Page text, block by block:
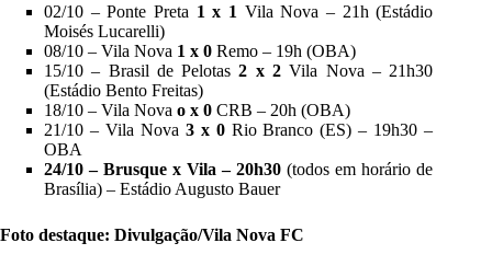
02/10 – Ponte Preta 1 x 1 Vila Nova – 21h (Estádio
Moisés Lucarelli)
08/10 – Vila Nova 1 x 0 Remo – 19h (OBA)
15/10 – Brasil de Pelotas2 x 2 Vila Nova – 21h30
(Estádio Bento Freitas)
18/10 – Vila Nova o x 0 CRB – 20h (OBA)
21/10 – Vila Nova 3 x 0Rio Branco (ES) – 19h30 –
OBA
24/10 – Brusque x Vila – 20h30 (todos em horário de
Brasília) – Estádio Augusto Bauer
Foto destaque: Divulgação/Vila Nova FC